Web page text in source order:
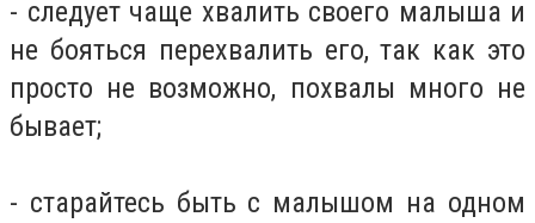
- следует чаще хвалить своего малыша и
не бояться перехвалить его, так как это
просто не возможно, похвалы много не
бывает;
- старайтесь быть с малышом на одном